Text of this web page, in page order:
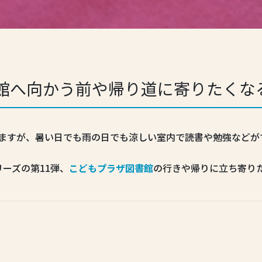
へ向かう前や帰り道に寄りたくな
すが、暑い日でも雨の日でも涼しい室内で読書や勉強など
ズの第11弾、 こどもプラザ図書館の行きや帰りに立ち寄り